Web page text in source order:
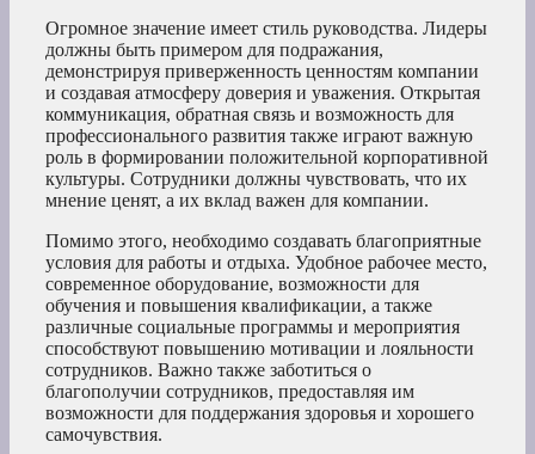
Огромное значение имеет стиль руководства. Лидеры
должны быть примером для подражания,
демонстрируя приверженность ценностям компании
и создавая атмосферу доверия и уважения. Открытая
коммуникация, обратная связь и возможность для
профессионального развития также играют важную
роль в формировании положительной корпоративной
культуры. Сотрудники должны чувствовать, что их
мнение ценят, а их вклад важен для компании.
Помимо этого, необходимо создавать благоприятные
условия для работы и отдыха. Удобное рабочее место,
современное оборудование, возможности для
обучения и повышения квалификации, а также
различные социальные программы и мероприятия
способствуют повышению мотивации и лояльности
сотрудников. Важно также заботиться о
благополучии сотрудников, предоставляя им
возможности для поддержания здоровья и хорошего
самочувствия.